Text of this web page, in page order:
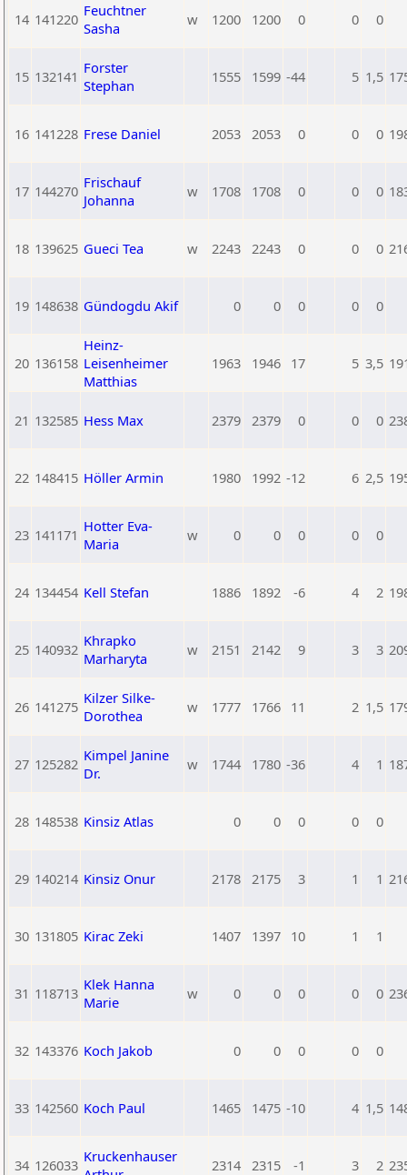
14 141220 Feuchtner
Sasha
w 1200 1200 0 0 0
15 132141 Forster
Stephan
1555 1599 -44 5 1,5
16 141228 Frese Daniel 2053 2053 0 0 0
17 144270 Frischauf
Johanna
w 1708 1708 0 0 0
18 139625 Gueci Tea w 2243 2243 0 0 0
19 148638 Gündogdu Akif 0 0 0 0 0
20 136158
Heinz-
Leisenheimer
Matthias
1963 1946 17 5 3,5
21 132585 Hess Max 2379 2379 0 0 0
22 148415 Höller Armin 1980 1992 -12 6 2,5
23 141171 Hotter Eva-
Maria
w 0 0 0 0 0
24 134454 Kell Stefan 1886 1892 -6 4 2
25 140932 Khrapko
Marharyta
w 2151 2142 9 3 3
26 141275 Kilzer Silke-
Dorothea
w 1777 1766 11 2 1,5
27 125282 Kimpel Janine
Dr.
w 1744 1780 -36 4 1
28 148538 Kinsiz Atlas 0 0 0 0 0
29 140214 Kinsiz Onur 2178 2175 3 1 1
30 131805 Kirac Zeki 1407 1397 10 1 1
31 118713 Klek Hanna
Marie
w 0 0 0 0 0
32 143376 Koch Jakob 0 0 0 0 0
33 142560 Koch Paul 1465 1475 -10 4 1,5
34 126033 Kruckenhauser
2314 2315 -1 3 2